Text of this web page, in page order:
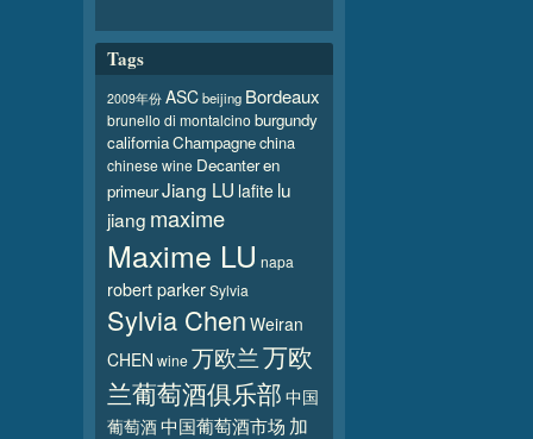
Tags
2009年份 ASCbeijing Bordeaux
brunello di montalcinoburgundy
californiaChampagnechina
chinese wine Decanteren
primeurJiang LU lafite lu
jiang maxime
Maxime LU napa
robert parkerSylvia
Sylvia Chen Weiran
CHEN wine万欧兰万欧
兰葡萄酒俱乐部中国
葡萄酒中国葡萄酒市场 加